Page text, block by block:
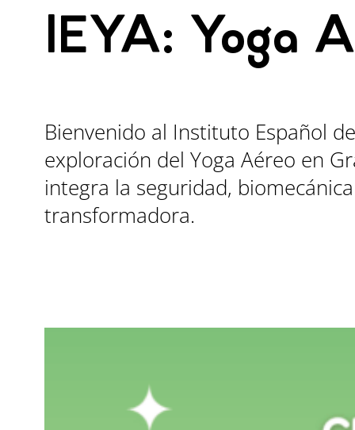
IEYA: Yoga
Bienvenido al Instituto Español
exploración del Yoga Aéreo en
integra la seguridad,
transformadora.